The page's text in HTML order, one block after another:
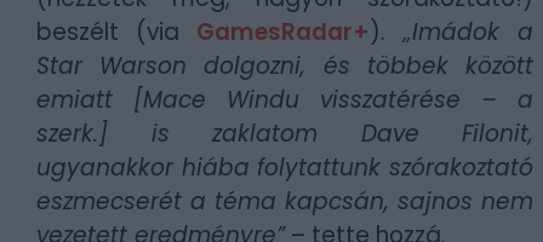
beszélt (via GamesRadar+). „Imádok a
Star Warson dolgozni, és többek között
emiatt [Mace Windu visszatérése – a
szerk.] is zaklatom Dave Filonit,
ugyanakkor hiába folytattunk szórakoztató
eszmecserét a téma kapcsán, sajnos nem
vezetett eredményre”– tette hozzá.